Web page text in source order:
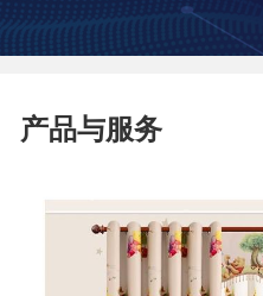
产品与服务